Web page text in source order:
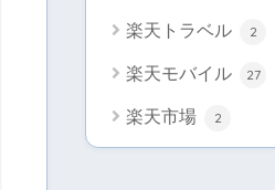
楽天トラベル 2
楽天モバイル 27
楽天市場 2